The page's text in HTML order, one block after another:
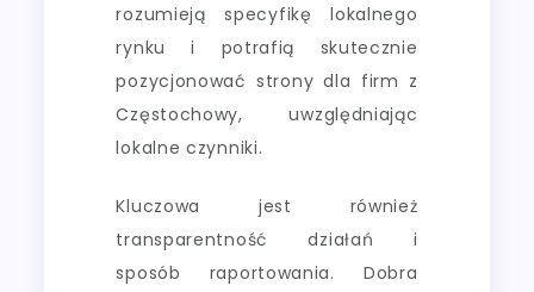
rozumieją specyfikę lokalnego
rynku i potrafią skutecznie
pozycjonować strony dla firm z
Częstochowy, uwzględniając
lokalne czynniki.
Kluczowa jest również
transparentność działań i
sposób raportowania. Dobra